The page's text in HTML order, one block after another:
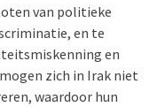
van politieke
en te
en
zich in Irak niet
waardoor hun